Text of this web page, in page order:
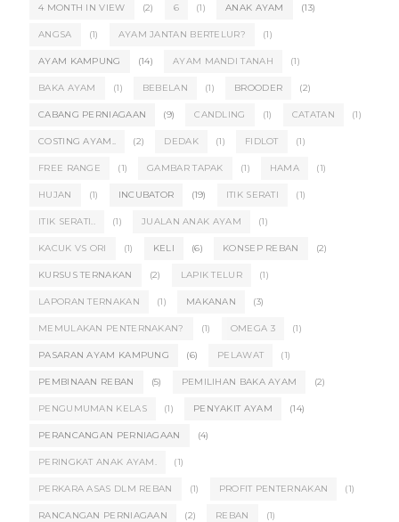
4 MONTH IN VIEW (2) 6 (1) ANAK AYAM (13)
ANGSA (1) AYAM JANTAN BERTELUR? (1)
AYAM KAMPUNG (14) AYAM MANDI TANAH (1)
BAKA AYAM (1) BEBELAN (1) BROODER (2)
CABANG PERNIAGAAN (9) CANDLING (1) CATATAN (1)
COSTING AYAM.. (2) DEDAK (1) FIDLOT (1)
FREE RANGE (1) GAMBAR TAPAK (1) HAMA (1)
HUJAN (1) INCUBATOR (19) ITIK SERATI (1)
ITIK SERATI.. (1) JUALAN ANAK AYAM (1)
KACUK VS ORI (1) KELI (6) KONSEP REBAN (2)
KURSUS TERNAKAN (2) LAPIK TELUR (1)
LAPORAN TERNAKAN (1) MAKANAN (3)
MEMULAKAN PENTERNAKAN? (1) OMEGA 3 (1)
PASARAN AYAM KAMPUNG (6) PELAWAT (1)
PEMBINAAN REBAN (5) PEMILIHAN BAKA AYAM (2)
PENGUMUMAN KELAS (1) PENYAKIT AYAM (14)
PERANCANGAN PERNIAGAAN (4)
PERINGKAT ANAK AYAM. (1)
PERKARA ASAS DLM REBAN (1) PROFIT PENTERNAKAN (1)
RANCANGAN PERNIAGAAN (2) REBAN (1)